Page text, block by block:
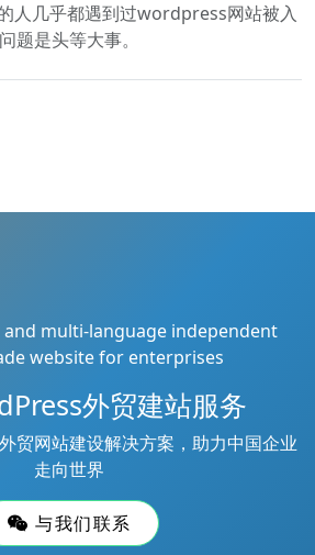
人几乎都遇到过wordpress网站被入
题是头等大事。
multi-language independent
website for enterprises
外贸建站服务
贸网站建设解决方案，助力中国企业
走向世界
与我们联系